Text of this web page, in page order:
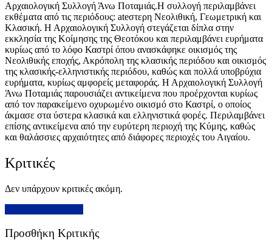
Αρχαιολογική Συλλογή Άνω Ποταμιάς.Η συλλογή περιλαμβάνει
εκθέματα από τις περιόδους: ateστερη Νεολιθική, Γεωμετρική και
Κλασική. Η Αρχαιολογική Συλλογή στεγάζεται δίπλα στην
εκκλησία της Κοίμησης της Θεοτόκου και περιλαμβάνει ευρήματα
κυρίως από το λόφο Καστρί όπου ανασκάφηκε οικισμός της
Νεολιθικής εποχής, Ακρόπολη της κλασικής περιόδου και οικισμός
της κλασικής-ελληνιστικής περιόδου, καθώς και πολλά υποβρύχια
ευρήματα, κυρίως αμφορείς μεταφοράς. Η Αρχαιολογική Συλλογή
Άνω Ποταμιάς παρουσιάζει αντικείμενα που προέρχονται κυρίως
από τον παρακείμενο οχυρωμένο οικισμό στο Καστρί, ο οποίος
άκμασε στα ύστερα κλασικά και ελληνιστικά φορές. Περιλαμβάνει
επίσης αντικείμενα από την ευρύτερη περιοχή της Κύμης, καθώς
και θαλάσσιες αρχαιότητες από διάφορες περιοχές του Αιγαίου.
Κριτικές
Δεν υπάρχουν κριτικές ακόμη.
Προσθήκη Κριτικής